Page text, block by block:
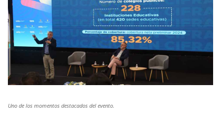
Uno de los momentos destacados del evento.